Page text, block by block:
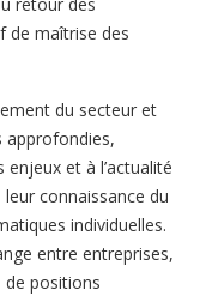
de maîtrise des
du secteur et
approfondies,
et à l’actualité
connaissance du
individuelles.
entre entreprises,
de positions